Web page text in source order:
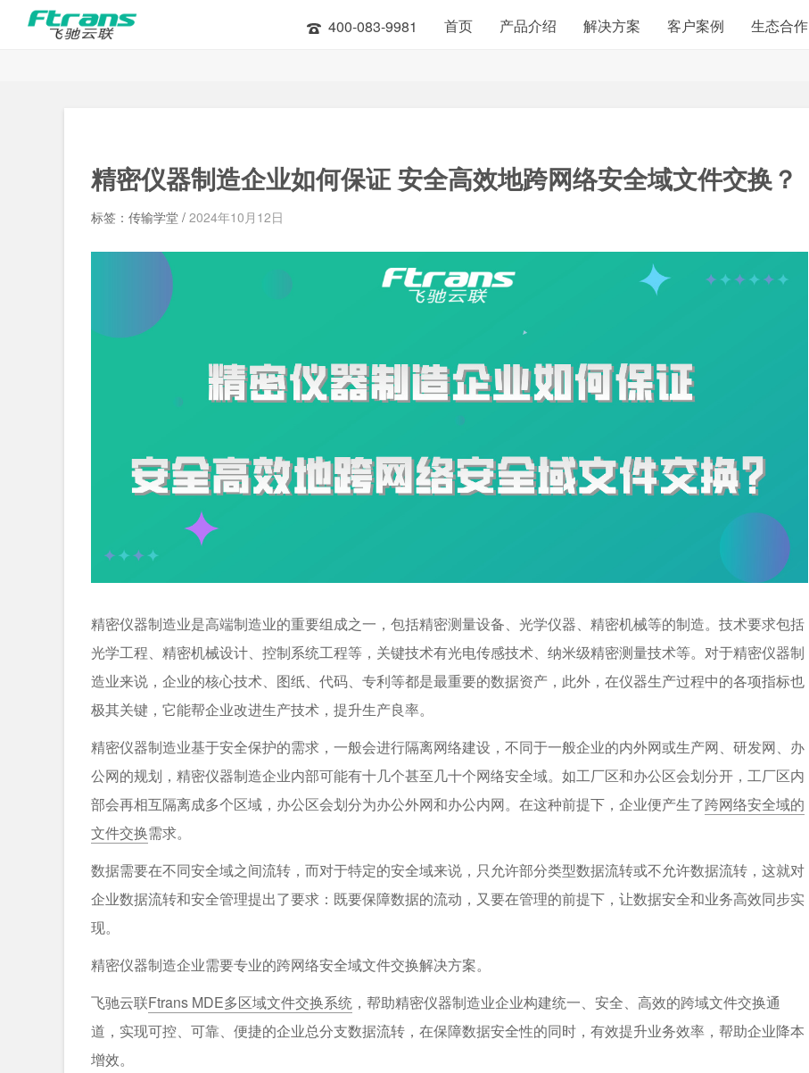
400-083-9981 首页 产品介绍 解决方案 客户案例 生态合作
精密仪器制造企业如何保证 安全高效地跨网络安全域文件交换？
标签：传输学堂 / 2024年10月12日
精密仪器制造业是高端制造业的重要组成之一，包括精密测量设备、光学仪器、精密机械等的制造。技术要求包括
光学工程、精密机械设计、控制系统工程等，关键技术有光电传感技术、纳米级精密测量技术等。对于精密仪器制
造业来说，企业的核心技术、图纸、代码、专利等都是最重要的数据资产，此外，在仪器生产过程中的各项指标也
极其关键，它能帮企业改进生产技术，提升生产良率。
精密仪器制造业基于安全保护的需求，一般会进行隔离网络建设，不同于一般企业的内外网或生产网、研发网、办
公网的规划，精密仪器制造企业内部可能有十几个甚至几十个网络安全域。如工厂区和办公区会划分开，工厂区内
部会再相互隔离成多个区域，办公区会划分为办公外网和办公内网。在这种前提下，企业便产生了跨网络安全域的
文件交换需求。
数据需要在不同安全域之间流转，而对于特定的安全域来说，只允许部分类型数据流转或不允许数据流转，这就对
企业数据流转和安全管理提出了要求：既要保障数据的流动，又要在管理的前提下，让数据安全和业务高效同步实
现。
精密仪器制造企业需要专业的跨网络安全域文件交换解决方案。
飞驰云联Ftrans MDE多区域文件交换系统 ，帮助精密仪器制造业企业构建统一、安全、高效的跨域文件交换通
道，实现可控、可靠、便捷的企业总分支数据流转，在保障数据安全性的同时，有效提升业务效率，帮助企业降本
增效。